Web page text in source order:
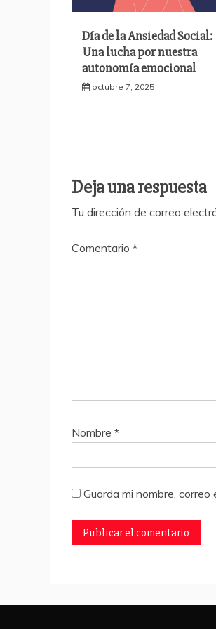
Día de la Ansiedad Social:
Una lucha por nuestra
autonomía emocional
octubre 7, 2025
Deja una respuesta
Tu dirección de correo
Comentario *
Nombre *
Guarda mi nombre,